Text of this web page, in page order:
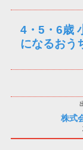
4・5・6歳
になるおう
株式